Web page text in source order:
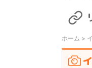
ホーム >